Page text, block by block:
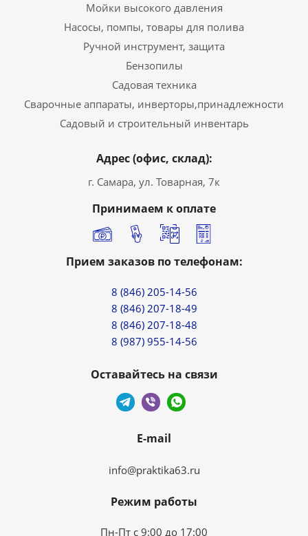
Мойки высокого давления
Насосы, помпы, товары для полива
Ручной инструмент, защита
Бензопилы
Садовая техника
Сварочные аппараты, инверторы,принадлежности
Садовый и строительный инвентарь
Адрес (офис, склад):
г. Самара, ул. Товарная, 7к
Принимаем к оплате
Прием заказов по телефонам:
8 (846) 205-14-56
8 (846) 207-18-49
8 (846) 207-18-48
8 (987) 955-14-56
Оставайтесь на связи
E-mail
info@praktika63.ru
Режим работы
Пн-Пт с 9:00 до 17:00